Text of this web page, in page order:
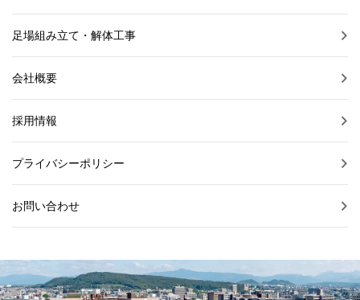
足場組み立て・解体工事
会社概要
採用情報
プライバシーポリシー
お問い合わせ